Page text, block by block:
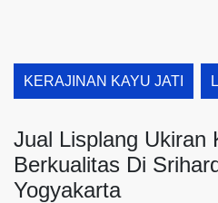
KERAJINAN KAYU JATI
Jual Lisplang Ukiran
Berkualitas Di
Yogyakarta